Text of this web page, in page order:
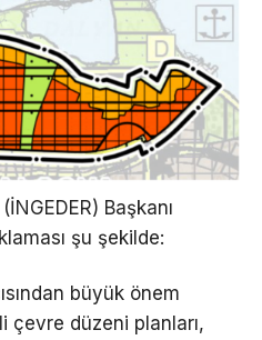
Başkanı
şu şekilde:
büyük önem
çevre düzeni planları,